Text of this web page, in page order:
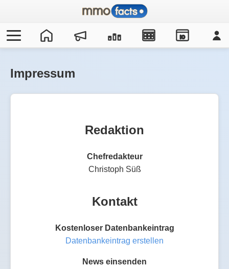
IO
Impressum
Redaktion
Chefredakteur
Christoph Süß
Kontakt
Kostenloser Datenbankeintrag
Datenbankeintrag erstellen
News einsenden